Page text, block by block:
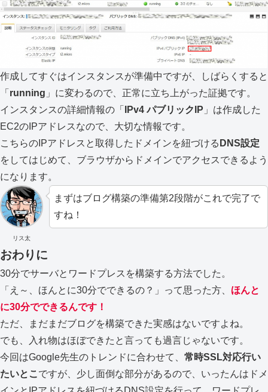
作成してすぐはインスタンスが準備中ですが、しばらくすると
「 running 」に変わるので、正常に立ち上がった証拠です。
インスタンスの詳細情報の「
IPv4 パブリックIP 」は作成した
EC2のIPアドレスなので、大切な情報です。
こちらのIPアドレスと取得したドメインを紐づける DNS設定
をしてはじめて、ブラウザからドメインでアクセスできるよう
になります。
リス太
まずはブログ構築の準備第2段階がこれで完了で
すね！
おわりに
30分でサーバとワードプレスを構築する方法でした。
「え～、ほんとに30分でできるの？」って思った方、 ほんと
に30分でできるんです！
ただ、まだまだブログを構築できた実感はないですよね。
でも、入れ物はほぼできたと言っても過言じゃないです。
今回はGoogle先生のトレンドに合わせて、 常時SSL対応行い
たいとこ ですが、少し面倒な部分があるので、いったんはドメ